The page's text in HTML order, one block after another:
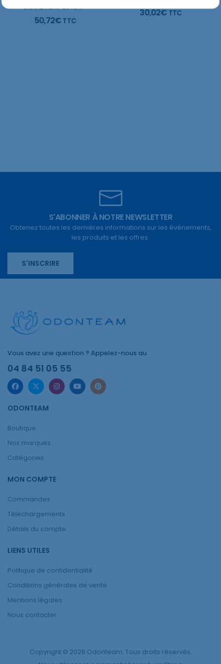
Instrument de remplissage en plastique # PFIA6 ColorCare
50,72€ TTC
30,02€ TTC
S'ABONNER À NOTRE NEWSLETTER
Obtenez toutes les dernières informations sur les événements,
les produits et les offres.
S'INSCRIRE
Vous avez une question ? Appelez-nous au
04 84 51 05 55
ODONTEAM
Boutique
Nos marques
Catégories
MON COMPTE
Commandes
Téléchargements
Détails du compte
LIENS UTILES
Politique de confidentialité
Conditions générales de vente
Mentions légales
Nous contacter
Copyright © 2026 Odonteam. Tous droits réservés.